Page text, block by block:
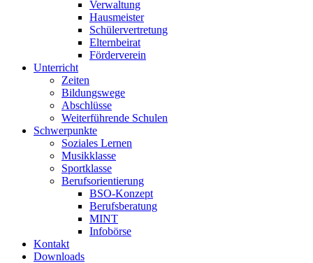
Verwaltung
Hausmeister
Schülervertretung
Elternbeirat
Förderverein
Unterricht
Zeiten
Bildungswege
Abschlüsse
Weiterführende Schulen
Schwerpunkte
Soziales Lernen
Musikklasse
Sportklasse
Berufsorientierung
BSO-Konzept
Berufsberatung
MINT
Infobörse
Kontakt
Downloads